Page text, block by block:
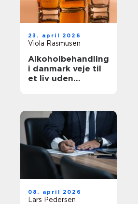
23. april 2026
Viola Rasmusen
Alkoholbehandling
i danmark veje til
et liv uden
08. april 2026
Lars Pedersen